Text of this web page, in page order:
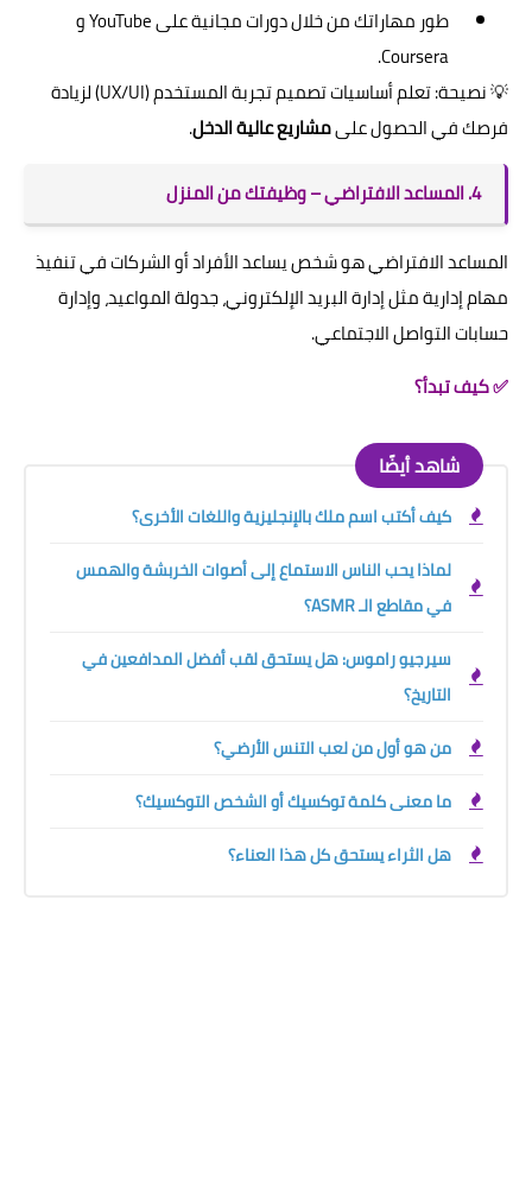
طور مهاراتك من خلال دورات مجانية على YouTube و
Coursera.
💡 نصيحة: تعلم أساسيات تصميم تجربة المستخدم (UX/UI) لزيادة
فرصك في الحصول علىمشاريع عالية الدخل.
4. المساعد الافتراضي – وظيفتك من المنزل
المساعد الافتراضي هو شخص يساعد الأفراد أو الشركات في تنفيذ
مهام إدارية مثل إدارة البريد الإلكتروني، جدولة المواعيد، وإدارة
حسابات التواصل الاجتماعي.
✅ كيف تبدأ؟
شاهد أيضًا
كيف أكتب اسم ملك بالإنجليزية واللغات الأخرى؟
لماذا يحب الناس الاستماع إلى أصوات الخربشة والهمس
في مقاطع الـ ASMR؟
سيرجيو راموس: هل يستحق لقب أفضل المدافعين في
التاريخ؟
من هو أول من لعب التنس الأرضي؟
ما معنى كلمة توكسيك أو الشخص التوكسيك؟
هل الثراء يستحق كل هذا العناء؟